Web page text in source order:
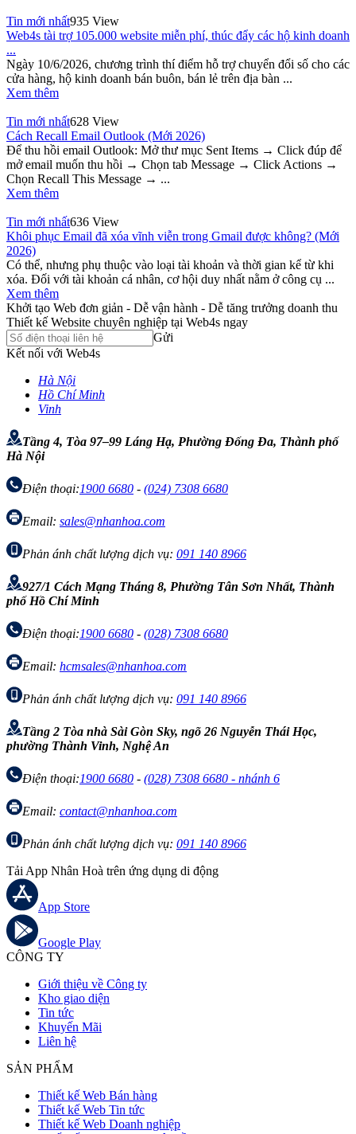
Tin mới nhất935 View
Web4s tài trợ 105.000 website miễn phí, thúc đẩy các hộ kinh doanh
...
Ngày 10/6/2026, chương trình thí điểm hỗ trợ chuyển đổi số cho các
cửa hàng, hộ kinh doanh bán buôn, bán lẻ trên địa bàn ...
Xem thêm
Tin mới nhất628 View
Cách Recall Email Outlook (Mới 2026)
Để thu hồi email Outlook: Mở thư mục Sent Items → Click đúp để
mở email muốn thu hồi → Chọn tab Message → Click Actions →
Chọn Recall This Message → ...
Xem thêm
Tin mới nhất636 View
Khôi phục Email đã xóa vĩnh viễn trong Gmail được không? (Mới
2026)
Có thể, nhưng phụ thuộc vào loại tài khoản và thời gian kể từ khi
xóa. Đối với tài khoản cá nhân, cơ hội duy nhất nằm ở công cụ ...
Xem thêm
Khởi tạo Web đơn giản - Dễ vận hành - Dễ tăng trưởng doanh thu
Thiết kế Website chuyên nghiệp tại Web4s ngay
Gửi
Kết nối với Web4s
Hà Nội
Hồ Chí Minh
Vinh
Tầng 4, Tòa 97–99 Láng Hạ, Phường Đống Đa, Thành phố
Hà Nội
Điện thoại:1900 6680 - (024) 7308 6680
Email: sales@nhanhoa.com
Phản ánh chất lượng dịch vụ: 091 140 8966
927/1 Cách Mạng Tháng 8, Phường Tân Sơn Nhất, Thành
phố Hồ Chí Minh
Điện thoại:1900 6680 - (028) 7308 6680
Email: hcmsales@nhanhoa.com
Phản ánh chất lượng dịch vụ: 091 140 8966
Tầng 2 Tòa nhà Sài Gòn Sky, ngõ 26 Nguyễn Thái Học,
phường Thành Vinh, Nghệ An
Điện thoại:1900 6680 - (028) 7308 6680 - nhánh 6
Email: contact@nhanhoa.com
Phản ánh chất lượng dịch vụ: 091 140 8966
Tải App Nhân Hoà trên ứng dụng di động
App Store
Google Play
CÔNG TY
Giới thiệu về Công ty
Kho giao diện
Tin tức
Khuyến Mãi
Liên hệ
SẢN PHẨM
Thiết kế Web Bán hàng
Thiết kế Web Tin tức
Thiết kế Web Doanh nghiệp